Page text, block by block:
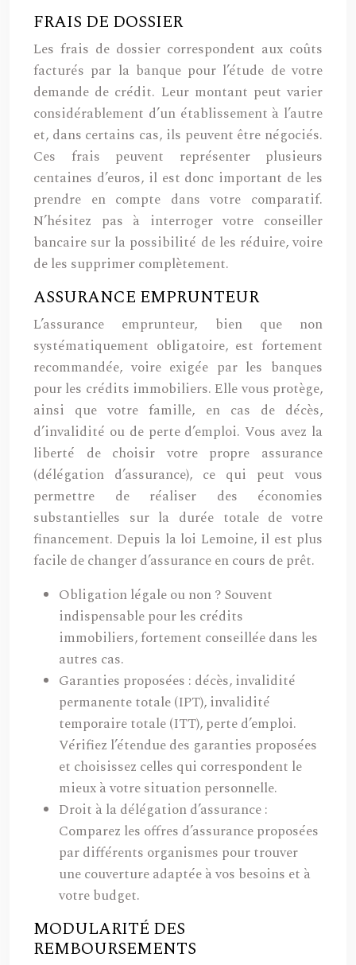
FRAIS DE DOSSIER
Les frais de dossier correspondent aux coûts
facturés par la banque pour l’étude de votre
demande de crédit. Leur montant peut varier
considérablement d’un établissement à l’autre
et, dans certains cas, ils peuvent être négociés.
Ces frais peuvent représenter plusieurs
centaines d’euros, il est donc important de les
prendre en compte dans votre comparatif.
N’hésitez pas à interroger votre conseiller
bancaire sur la possibilité de les réduire, voire
de les supprimer complètement.
ASSURANCE EMPRUNTEUR
L’assurance emprunteur, bien que non
systématiquement obligatoire, est fortement
recommandée, voire exigée par les banques
pour les crédits immobiliers. Elle vous protège,
ainsi que votre famille, en cas de décès,
d’invalidité ou de perte d’emploi. Vous avez la
liberté de choisir votre propre assurance
(délégation d’assurance), ce qui peut vous
permettre de réaliser des économies
substantielles sur la durée totale de votre
financement. Depuis la loi Lemoine, il est plus
facile de changer d’assurance en cours de prêt.
Obligation légale ou non ? Souvent
indispensable pour les crédits
immobiliers, fortement conseillée dans les
autres cas.
Garanties proposées : décès, invalidité
permanente totale (IPT), invalidité
temporaire totale (ITT), perte d’emploi.
Vérifiez l’étendue des garanties proposées
et choisissez celles qui correspondent le
mieux à votre situation personnelle.
Droit à la délégation d’assurance :
Comparez les offres d’assurance proposées
par différents organismes pour trouver
une couverture adaptée à vos besoins et à
votre budget.
MODULARITÉ DES
REMBOURSEMENTS